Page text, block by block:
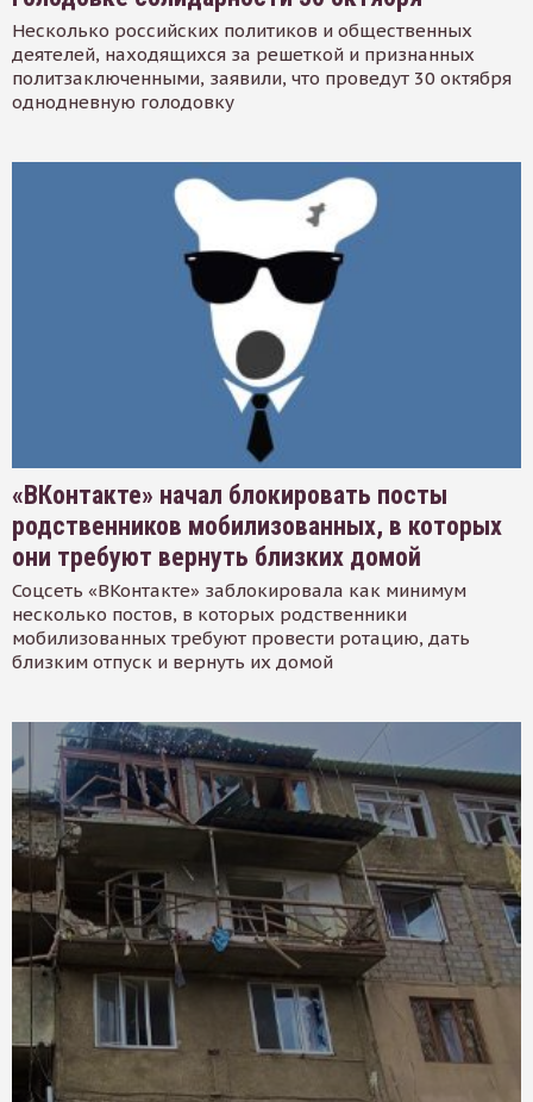
Несколько российских политиков и общественных
деятелей, находящихся за решеткой и признанных
политзаключенными, заявили, что проведут 30 октября
однодневную голодовку
«ВКонтакте» начал блокировать посты
родственников мобилизованных, в которых
они требуют вернуть близких домой
Соцсеть «ВКонтакте» заблокировала как минимум
несколько постов, в которых родственники
мобилизованных требуют провести ротацию, дать
близким отпуск и вернуть их домой